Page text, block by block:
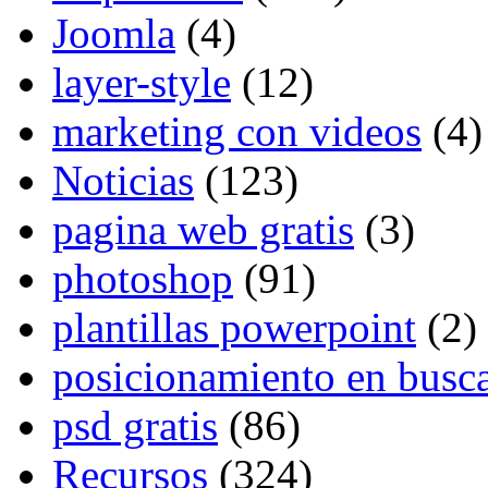
Joomla (4)
layer-style (12)
marketing con videos (4)
Noticias (123)
pagina web gratis (3)
photoshop (91)
plantillas powerpoint (2)
posicionamiento en
psd gratis (86)
Recursos (324)